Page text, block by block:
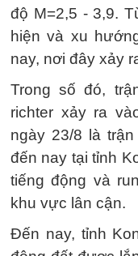
độ M=2,5 - 3,9.
hiện và xu
nay, nơi đây xảy
Trong số đó,
richter xảy ra
ngày 23/8 là
đến nay tại tỉnh
tiếng động và
khu vực lân cận.
Đến nay, tỉnh